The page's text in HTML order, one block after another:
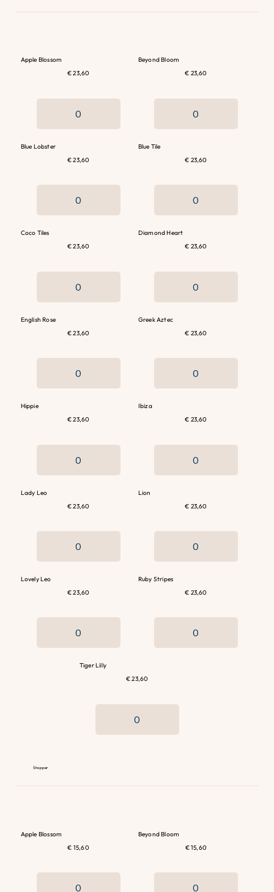
Apple Blossom
€ 23,60
Beyond Bloom
€ 23,60
Blue Lobster
€ 23,60
Blue Tile
€ 23,60
Coco Tiles
€ 23,60
Diamond Heart
€ 23,60
English Rose
€ 23,60
Greek Aztec
€ 23,60
Hippie
€ 23,60
Ibiza
€ 23,60
Lady Leo
€ 23,60
Lion
€ 23,60
Lovely Leo
€ 23,60
Ruby Stripes
€ 23,60
Tiger Lilly
€ 23,60
Shopper
Apple Blossom
€ 15,60
Beyond Bloom
€ 15,60